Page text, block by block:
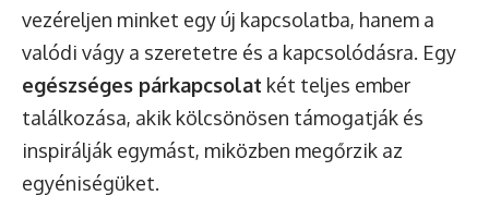
vezéreljen minket egy új kapcsolatba, hanem a
valódi vágy a szeretetre és a kapcsolódásra. Egy
egészséges párkapcsolat két teljes ember
találkozása, akik kölcsönösen támogatják és
inspirálják egymást, miközben megőrzik az
egyéniségüket.